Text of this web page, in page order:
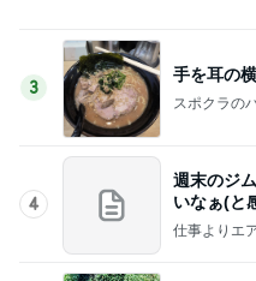
神がかってる掃
Amebaトピックス
隣はゆずれない
Amebaトピックス
子どもも大好き